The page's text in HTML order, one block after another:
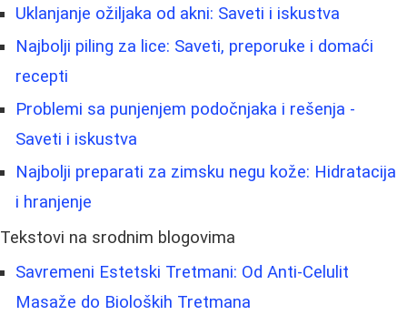
Uklanjanje ožiljaka od akni: Saveti i iskustva
Najbolji piling za lice: Saveti, preporuke i domaći
recepti
Problemi sa punjenjem podočnjaka i rešenja -
Saveti i iskustva
Najbolji preparati za zimsku negu kože: Hidratacija
i hranjenje
Tekstovi na srodnim blogovima
Savremeni Estetski Tretmani: Od Anti-Celulit
Masaže do Bioloških Tretmana